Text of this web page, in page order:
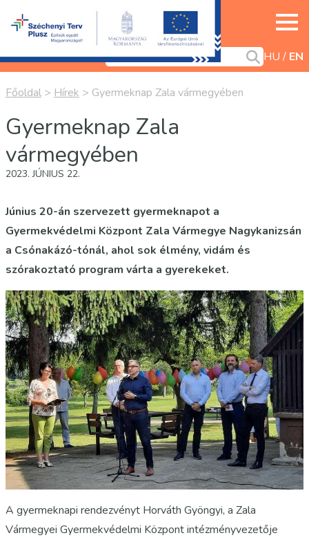
HU EN
Főoldal > Hírek > Gyermeknap Zala vármegyében
Gyermeknap Zala
vármegyében
2023. JÚNIUS 22.
Június 20-án szervezett gyermeknapot a
Gyermekvédelmi Központ Zala Vármegye Nagykanizsán
a Csónakázó-tónál, ahol sok élmény, vidám és
szórakoztató program várta a gyerekeket.
A gyermeknapi rendezvényt Horváth Gyöngyi, a Zala
Vármegyei Gyermekvédelmi Központ intézményvezetője